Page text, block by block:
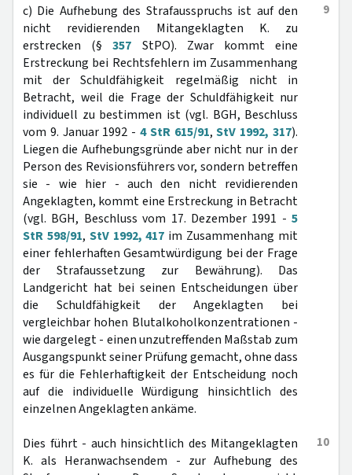
9
c) Die Aufhebung des Strafausspruchs ist auf den
nicht revidierenden Mitangeklagten K. zu
erstrecken (§357 StPO). Zwar kommt eine
Erstreckung bei Rechtsfehlern im Zusammenhang
mit der Schuldfähigkeit regelmäßig nicht in
Betracht, weil die Frage der Schuldfähigkeit nur
individuell zu bestimmen ist (vgl. BGH, Beschluss
vom 9. Januar 1992 - 4 StR 615/91,StV 1992, 317).
Liegen die Aufhebungsgründe aber nicht nur in der
Person des Revisionsführers vor, sondern betreffen
sie - wie hier - auch den nicht revidierenden
Angeklagten, kommt eine Erstreckung in Betracht
(vgl. BGH, Beschluss vom 17. Dezember 1991 - 5
StR 598/91, StV 1992, 417 im Zusammenhang mit
einer fehlerhaften Gesamtwürdigung bei der Frage
der Strafaussetzung zur Bewährung). Das
Landgericht hat bei seinen Entscheidungen über
die Schuldfähigkeit der Angeklagten bei
vergleichbar hohen Blutalkoholkonzentrationen -
wie dargelegt - einen unzutreffenden Maßstab zum
Ausgangspunkt seiner Prüfung gemacht, ohne dass
es für die Fehlerhaftigkeit der Entscheidung noch
auf die individuelle Würdigung hinsichtlich des
einzelnen Angeklagten ankäme.
10
Dies führt - auch hinsichtlich des Mitangeklagten
K. als Heranwachsendem - zur Aufhebung des